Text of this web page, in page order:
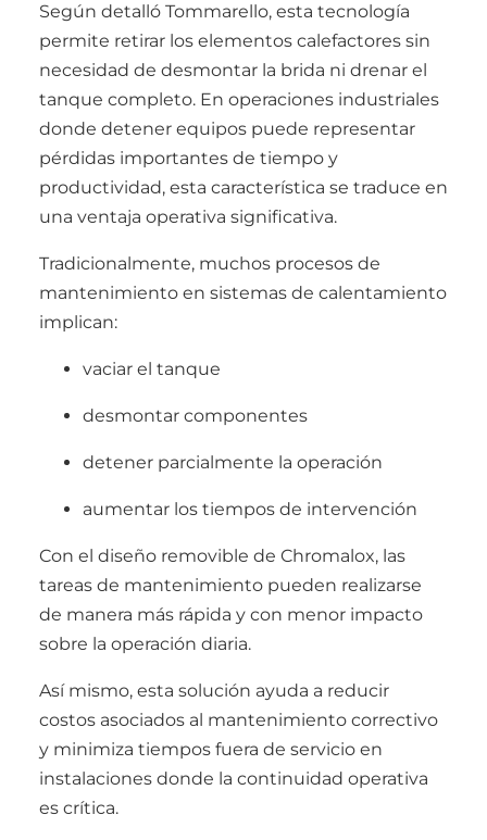
Según detalló Tommarello, esta tecnología
permite retirar los elementos calefactores sin
necesidad de desmontar la brida ni drenar el
tanque completo. En operaciones industriales
donde detener equipos puede representar
pérdidas importantes de tiempo y
productividad, esta característica se traduce en
una ventaja operativa significativa.
Tradicionalmente, muchos procesos de
mantenimiento en sistemas de calentamiento
implican:
vaciar el tanque
desmontar componentes
detener parcialmente la operación
aumentar los tiempos de intervención
Con el diseño removible de Chromalox, las
tareas de mantenimiento pueden realizarse
de manera más rápida y con menor impacto
sobre la operación diaria.
Así mismo, esta solución ayuda a reducir
costos asociados al mantenimiento correctivo
y minimiza tiempos fuera de servicio en
instalaciones donde la continuidad operativa
es crítica.